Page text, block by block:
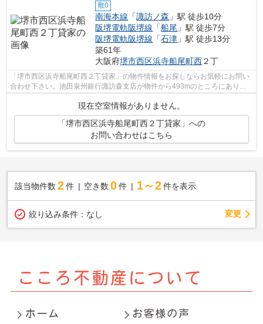
敷0
南海本線 「諏訪ノ森 」駅 徒歩10分
阪堺電軌阪堺線 「船尾 」駅 徒歩7分
阪堺電軌阪堺線 「石津 」駅 徒歩13分
築61年
大阪府堺市西区浜寺船尾町西２丁
「堺市西区浜寺船尾町西２丁貸家」の物件情報をお探しならお気軽にお問い
合わせ下さい。池田泉州銀行諏訪森支店が物件から493mのところにありま
現在空室情報がありません。
「堺市西区浜寺船尾町西２丁貸家」への
お問い合わせはこちら
該当物件数 2件 空き数 0 件 1～2 件を表示
絞り込み条件： なし 変更